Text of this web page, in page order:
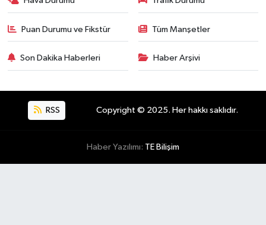
Puan Durumu ve Fikstür Tüm Manşetler
Son Dakika Haberleri Haber Arşivi
RSS Copyright © 2025. Her hakkı saklıdır.
Haber Yazılımı: TE Bilişim